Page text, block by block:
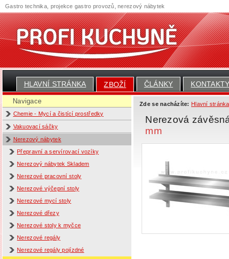
HLAVNÍ STRÁNKA ZBOŽÍ ČLÁNKY
Navigace
Chemie - Mycí a čistící prostředky
Vakuovací sáčky
Nerezový nábytek
Přepravní a servírovací vozíky
Nerezový nábytek Skladem
Nerezové pracovní stoly
Nerezové výčepní stoly
Nerezové mycí stoly
Nerezové dřezy
Nerezové stoly k myčce
Nerezové regály
Nerezové regály pojízdné
Zde se nacházíte: Hlavní stránka
Nerezová
mm
Gastro technika, projekce gastro provozů, nerezový nábytek